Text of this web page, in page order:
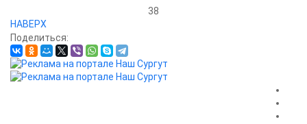
38
НАВЕРХ
Поделиться: